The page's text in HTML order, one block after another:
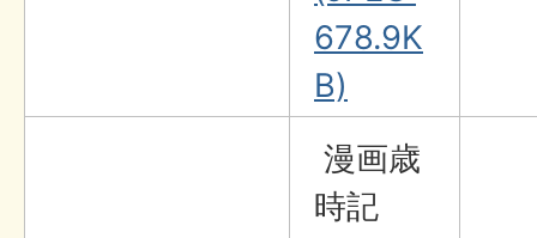
678.9K
B)
漫画歳
時記